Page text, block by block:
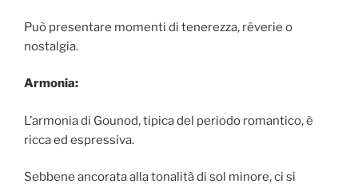
Può presentare momenti di tenerezza, rêverie o
nostalgia.
Armonia:
L’armonia di Gounod, tipica del periodo romantico, è
ricca ed espressiva.
Sebbene ancorata alla tonalità di sol minore, ci si